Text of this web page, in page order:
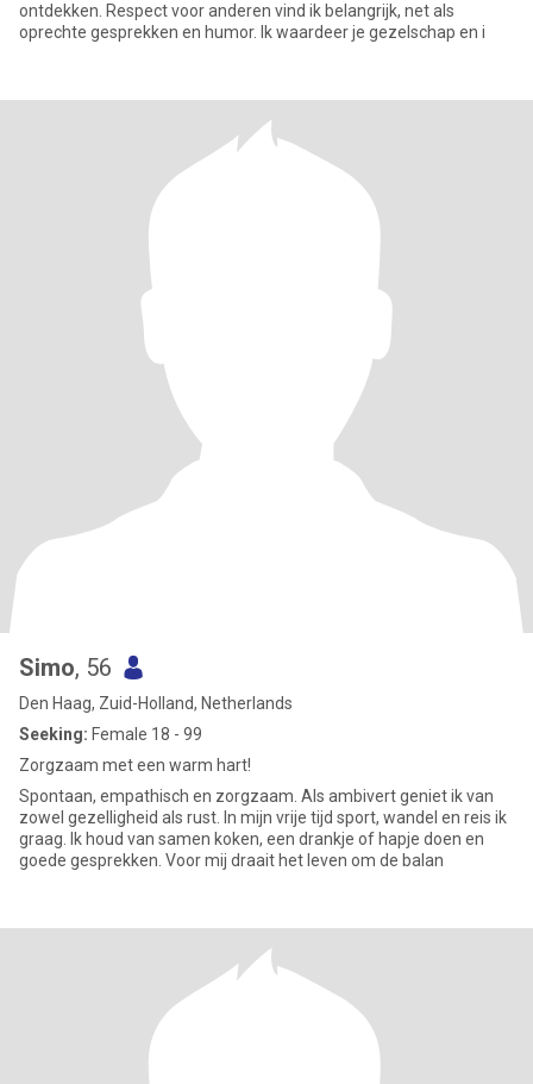
ontdekken. Respect voor anderen vind ik belangrijk, net als
oprechte gesprekken en humor. Ik waardeer je gezelschap en i
Simo, 56
Den Haag, Zuid-Holland, Netherlands
Seeking: Female 18 - 99
Zorgzaam met een warm hart!
Spontaan, empathisch en zorgzaam. Als ambivert geniet ik van
zowel gezelligheid als rust. In mijn vrije tijd sport, wandel en reis ik
graag. Ik houd van samen koken, een drankje of hapje doen en
goede gesprekken. Voor mij draait het leven om de balan